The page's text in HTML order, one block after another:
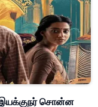
இயக்குநர் சொன்ன